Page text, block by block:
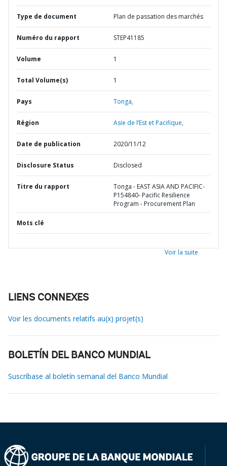
Type de document Plan de passation des marchés
Numéro du rapport STEP41185
Volume 1
Total Volume(s) 1
Pays Tonga,
Région Asie de l’Est et Pacifique,
Date de publication 2020/11/12
Disclosure Status Disclosed
Titre du rapport
Tonga - EAST ASIA AND PACIFIC-
P154840- Pacific Resilience
Program - Procurement Plan
Mots clé
Voir la suite
LIENS CONNEXES
Voir les documents relatifs au(x) projet(s)
BOLETÍN DEL BANCO MUNDIAL
Suscríbase al boletín semanal del Banco Mundial